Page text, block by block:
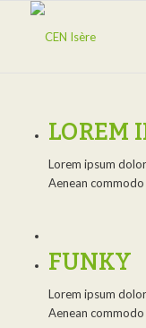
LOREM
Lorem ipsum
Aenean
FUNKY
Lorem ipsum
Aenean